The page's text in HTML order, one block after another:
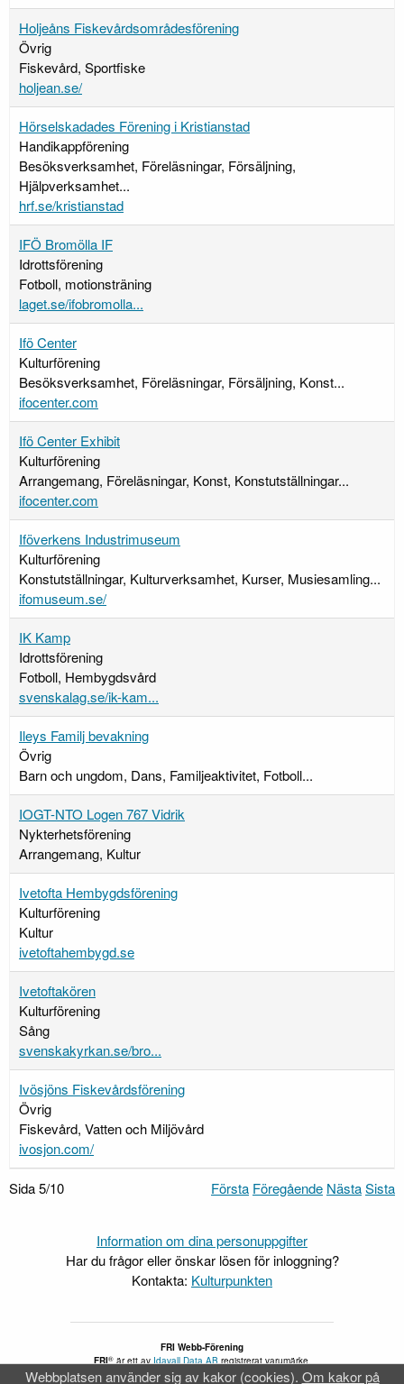
Holjeåns Fiskevårdsområdesförening
Övrig
Fiskevård, Sportfiske
holjean.se/
Hörselskadades Förening i Kristianstad
Handikappförening
Besöksverksamhet, Föreläsningar, Försäljning,
Hjälpverksamhet...
hrf.se/kristianstad
IFÖ Bromölla IF
Idrottsförening
Fotboll, motionsträning
laget.se/ifobromolla...
Ifö Center
Kulturförening
Besöksverksamhet, Föreläsningar, Försäljning, Konst...
ifocenter.com
Ifö Center Exhibit
Kulturförening
Arrangemang, Föreläsningar, Konst, Konstutställningar...
ifocenter.com
Iföverkens Industrimuseum
Kulturförening
Konstutställningar, Kulturverksamhet, Kurser, Musiesamling...
ifomuseum.se/
IK Kamp
Idrottsförening
Fotboll, Hembygdsvård
svenskalag.se/ik-kam...
Ileys Familj bevakning
Övrig
Barn och ungdom, Dans, Familjeaktivitet, Fotboll...
IOGT-NTO Logen 767 Vidrik
Nykterhetsförening
Arrangemang, Kultur
Ivetofta Hembygdsförening
Kulturförening
Kultur
ivetoftahembygd.se
Ivetoftakören
Kulturförening
Sång
svenskakyrkan.se/bro...
Ivösjöns Fiskevårdsförening
Övrig
Fiskevård, Vatten och Miljövård
ivosjon.com/
Sida 5/10 Första Föregående NästaSista
Information om dina personuppgifter
Har du frågor eller önskar lösen för inloggning?
Kontakta: Kulturpunkten
FRI Webb-Förening
FRI®är ett avIdavall Data ABregistrerat varumärke.
Tillgänglighetsredogörelse
Webbplatsen använder sig av kakor (cookies). Om kakor på